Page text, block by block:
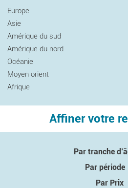
Europe
Asie
Amérique du sud
Amérique du nord
Océanie
Moyen orient
Afrique
Affiner votre
Par tranche
Par période
Par Prix